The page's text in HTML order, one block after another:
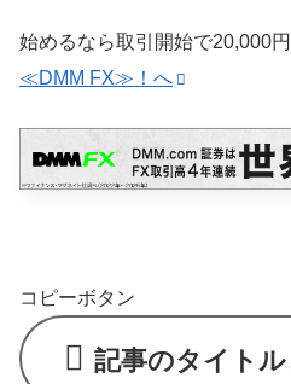
始めるなら取引開始で20,000
≪DMM FX≫！へ
コピーボタン
記事のタイト